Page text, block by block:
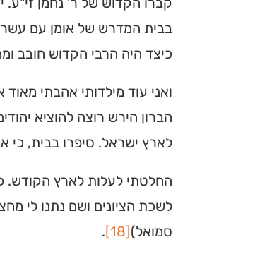
בבית המדרש של אומן עם
כיצד היה הרבי הקדוש חובב
ואני עוד מילדותי אהבתי
הברון הירש רוצה להוציא
לארץ ישראל. סיפרו בבית, כי
החלטתי לעלות לארץ הקודש.
לשכת הציונים ושם נתנו לי
סמואל)[18]
.